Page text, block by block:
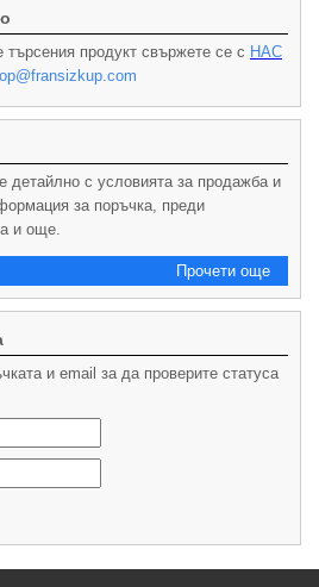
продукт свържете се с НАС
детайлно с условията за продажба и
за поръчка, преди
и още.
Прочети още
и email за да проверите статуса